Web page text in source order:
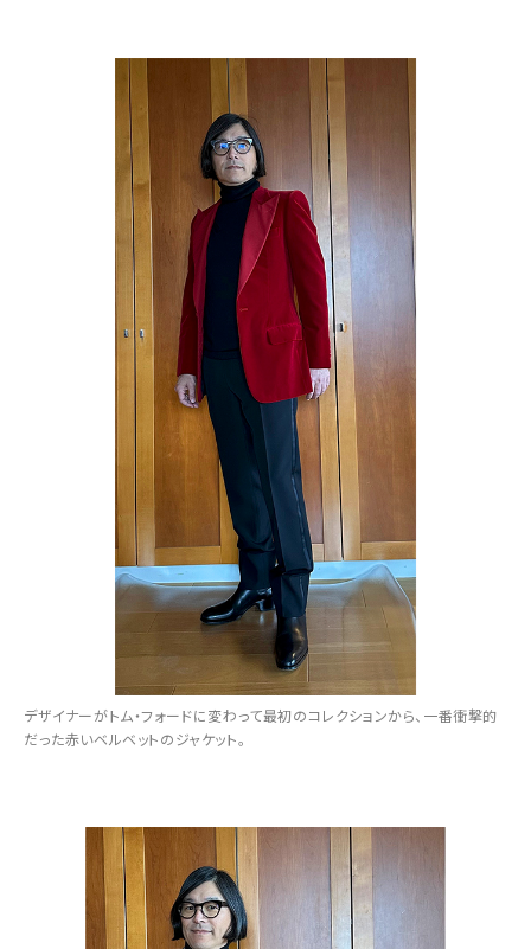
デザイナーがトム・フォードに変わって最初のコレクションから、一番衝撃的
だった赤いベルベットのジャケット。